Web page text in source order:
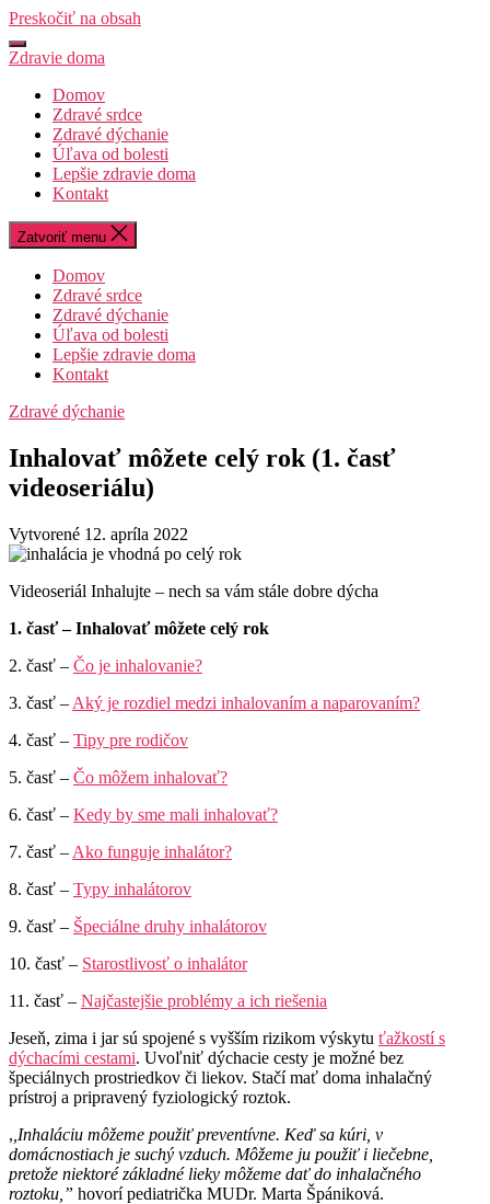
Preskočiť na obsah
Zdravie doma
Domov
Zdravé srdce
Zdravé dýchanie
Úľava od bolesti
Lepšie zdravie doma
Kontakt
Zatvoriť menu
Domov
Zdravé srdce
Zdravé dýchanie
Úľava od bolesti
Lepšie zdravie doma
Kontakt
Zdravé dýchanie
Inhalovať môžete celý rok (1. časť
videoseriálu)
Vytvorené 12. apríla 2022
Videoseriál Inhalujte – nech sa vám stále dobre dýcha
1. časť – Inhalovať môžete celý rok
2. časť – Čo je inhalovanie?
3. časť – Aký je rozdiel medzi inhalovaním a naparovaním?
4. časť – Tipy pre rodičov
5. časť – Čo môžem inhalovať?
6. časť – Kedy by sme mali inhalovať?
7. časť – Ako funguje inhalátor?
8. časť – Typy inhalátorov
9. časť – Špeciálne druhy inhalátorov
10. časť – Starostlivosť o inhalátor
11. časť – Najčastejšie problémy a ich riešenia
Jeseň, zima i jar sú spojené s vyšším rizikom výskytu ťažkostí s
dýchacími cestami. Uvoľniť dýchacie cesty je možné bez
špeciálnych prostriedkov či liekov. Stačí mať doma inhalačný
prístroj a pripravený fyziologický roztok.
, ,Inhaláciu môžeme použiť preventívne. Keď sa kúri, v
domácnostiach je suchý vzduch. Môžeme ju použiť i liečebne,
pretože niektoré základné lieky môžeme dať do inhalačného
roztoku,” hovorí pediatrička MUDr. Marta Špániková.